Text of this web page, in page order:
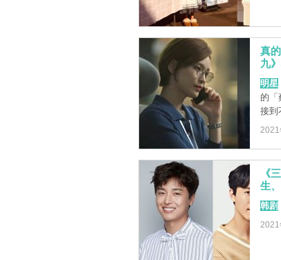
真
九
明星
的「
接到
《
生
韩剧